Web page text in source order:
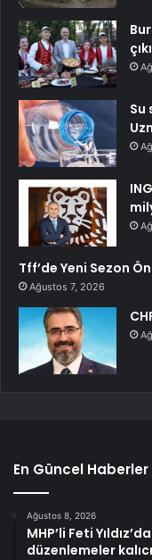
Su
Tff’de Yeni Sezon
Ağustos 7, 2026
En Güncel Haberler
Ağustos 8, 2026
MHP’li Feti
düzenlemeler